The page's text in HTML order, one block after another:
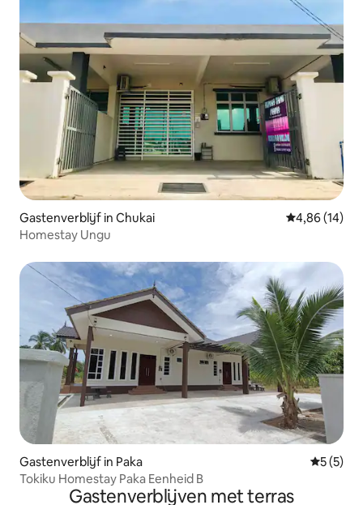
Gastenverblijf in Chukai Gemiddelde
4,86 (14)
Homestay Ungu
Gastenverblijf in Paka
5 (5)
Tokiku Homestay Paka Eenheid B
Gastenverblijven met terras